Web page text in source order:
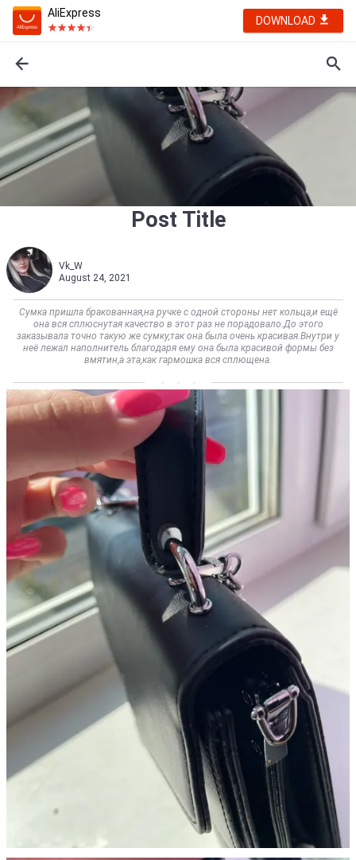
AliExpress
DOWNLOAD
Post Title
Vk_W
August 24, 2021
Сумка пришла бракованная,на ручке с одной стороны нет кольца,и ещё
она вся сплюснутая качество в этот раз не порадовало.До этого
заказывала точно такую же сумку,так она была очень красивая.Внутри у
неё лежал наполнитель благодаря ему она была красивой формы без
вмятин,а эта,как гармошка вся сплющена.